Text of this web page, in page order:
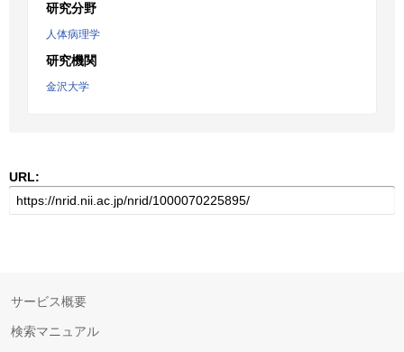
研究分野
人体病理学
研究機関
金沢大学
URL:
サービス概要
検索マニュアル